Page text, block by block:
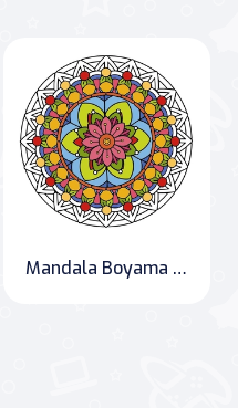
Mandala Boyama Kitabı